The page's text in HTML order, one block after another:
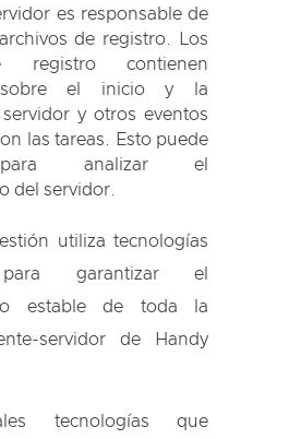
es responsable de
de registro. Los
registro contienen
sobre el inicio y la
y otros eventos
las tareas. Esto puede
analizar el
del servidor.
utiliza tecnologías
para garantizar el
estable de toda la
servidor de Handy
tecnologías que